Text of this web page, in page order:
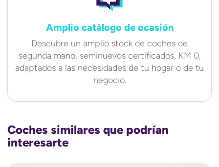
Amplio catálogo de ocasión
Descubre un amplio stock de coches de
segunda mano, seminuevos certificados, KM 0,
adaptados a las necesidades de tu hogar o de tu
negocio.
Coches similares que podrían
interesarte